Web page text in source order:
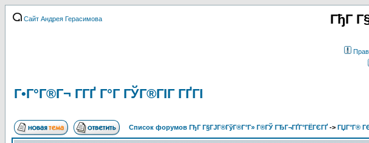
Сайт Андрея Герасимова ГђГ
Г•Г°Г®Г¬ Г­ГҐ Г°Г ГЎГ®ГІГ ГҐГІ
Список форумов ГђГ Г§ГЈГ®ГўГ®Г°Г» Г®ГЎ ГЂГ¬ГҐГ°ГЁГЄГҐ-> ГЏГ°Г®